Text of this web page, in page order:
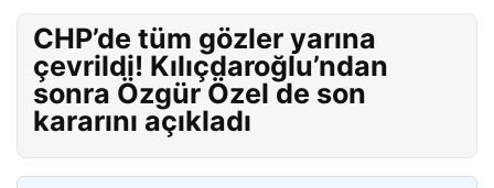
CHP’de tüm gözler yarına
çevrildi! Kılıçdaroğlu’ndan
sonra Özgür Özel de son
kararını açıkladı